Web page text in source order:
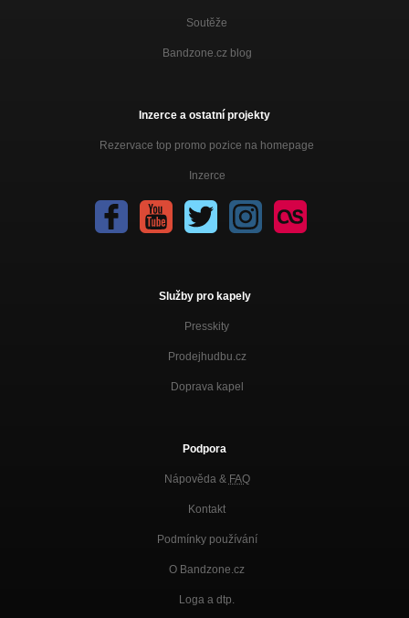
Soutěže
Bandzone.cz blog
Inzerce a ostatní projekty
Rezervace top promo pozice na homepage
Inzerce
Služby pro kapely
Presskity
Prodejhudbu.cz
Doprava kapel
Podpora
Nápověda & FAQ
Kontakt
Podmínky používání
O Bandzone.cz
Loga a dtp.